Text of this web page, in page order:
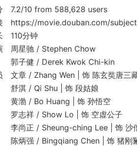
7.2/10 from 588,628 users
https://movie.douban.com/
分钟
星驰 / Stephen Chow
/ Derek Kwok Chi-kin
/ Zhang Wen | 饰 陈玄奘唐三
Shu | 饰 段姑娘
Huang | 饰 孙悟空
/ Show Lo | 饰 空虚公子
/ Sheung-ching Lee | 饰 沙
/ Bingqiang Chen | 饰 猪刚